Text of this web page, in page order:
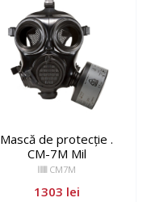
Mască de protecție .
CM-7M Mil
CM7M
1303 lei